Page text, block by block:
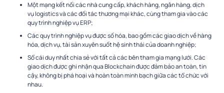
Một mạng kết nối các nhà cung cấp, khách hàng, ngân hàng, dịch
vụ logistics và các đối tác thương mại khác, cùng tham gia vào các
quy trình nghiệp vụ ERP;
Các quy trình nghiệp vụ được số hóa, bao gồm các giao dịch về hàng
hóa, dịch vụ, tài sản xuyên suốt hệ sinh thái của doanh nghiệp;
Sổ cái duy nhất chia sẻ với tất cả các bên tham gia mạng lưới. Các
giao dịch được ghi nhận qua Blockchain được đảm bảo an toàn, tin
cậy, không bị phá hoại và hoàn toàn minh bạch giữa các tổ chức với
nhau.